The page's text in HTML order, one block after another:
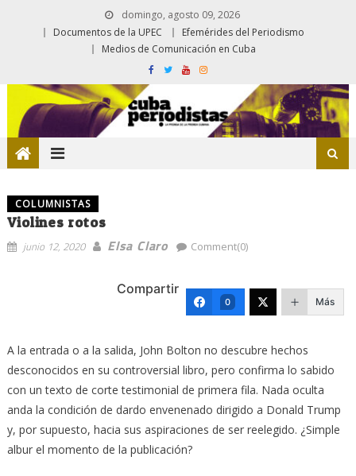
domingo, agosto 09, 2026
Documentos de la UPEC
Efemérides del Periodismo
Medios de Comunicación en Cuba
COLUMNISTAS
Violines rotos
junio 12, 2020 Elsa Claro Comment(0)
Compartir
0 Más
A la entrada o a la salida, John Bolton no descubre hechos
desconocidos en su controversial libro, pero confirma lo sabido
con un texto de corte testimonial de primera fila. Nada oculta
anda la condición de dardo envenenado dirigido a Donald Trump
y, por supuesto, hacia sus aspiraciones de ser reelegido. ¿Simple
albur el momento de la publicación?